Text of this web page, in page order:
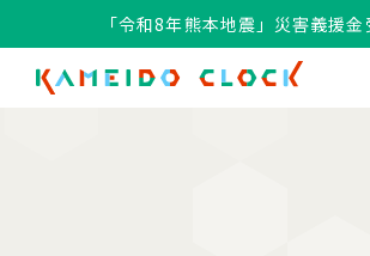
「令和8年熊本地震」災害義援
「令和8年熊本地震」災害義援金